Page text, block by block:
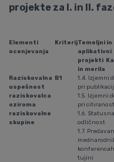
projekte za I. in II.
Elementi
ocenjevanja
KriterijTemeljni in
aplikativni
projekti
in merila
Raziskovalna
uspešnost
raziskovalca
oziroma
raziskovalne
skupine
B1
1.4. Izjemni
pri
1.5. Izjemni
pri
1.6. Statusna
odličnost
1.7.
tujini